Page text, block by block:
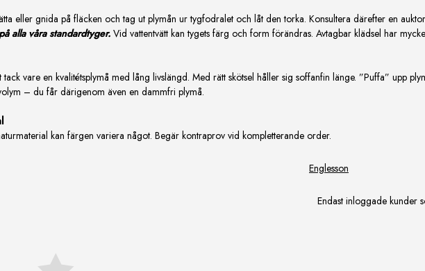
eller gnida på fläcken och tag ut plymån ur tygfodralet och låt den torka. Konsultera därefter en
alla våra standardtyger.Vid vattentvätt kan tygets färg och form förändras. Avtagbar klädsel har
vare en kvalitétsplymå med lång livslängd. Med rätt skötsel håller sig soffanfin länge. ”Puffa” upp
– du får därigenom även en dammfri plymå.
kan färgen variera något. Begär kontraprov vid kompletterande order.
Englesson
Endast inloggade kunder